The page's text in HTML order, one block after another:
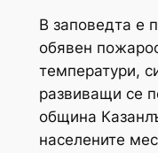
В заповедта е
обявен
температури,
развиващи се
община
населените